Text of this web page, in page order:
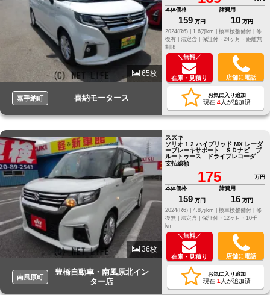
65枚
嘉手納町 喜納モータース
本体価格
159 万円
諸費用
10 万円
2024(R6) |
1.6万km | 検車検整備付 | 修
復有 | 法定含 | 保証付・24ヶ月・距離無
制限
＼無料／
在庫・見積り 店舗に電話
お気に入り追加
現在 4人が追加済
36枚
南風原町
豊橋自動車・南風原北イン
ター店
スズキ
ソリオ 1.2 ハイブリッド MX レーダ
ーブレーキサポート ＳＤナビ ブ
ルートゥース ドライブレコーダ
ー ＥＴＣ バックカメラ
支払総額
175
万円
本体価格
159 万円
諸費用
16 万円
2024(R6) |
4.8万km | 検車検整備付 | 修
復無 | 法定含 | 保証付・12ヶ月・10千
km
＼無料／
在庫・見積り 店舗に電話
お気に入り追加
現在 1 人が追加済